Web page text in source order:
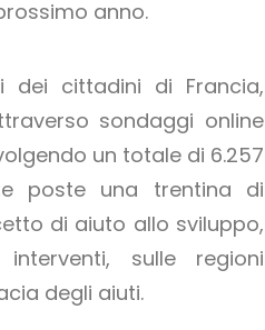
anno.
dei cittadini di Francia,
sondaggi online
un totale di 6.257
poste una trentina di
di aiuto allo sviluppo,
interventi, sulle regioni
degli aiuti.